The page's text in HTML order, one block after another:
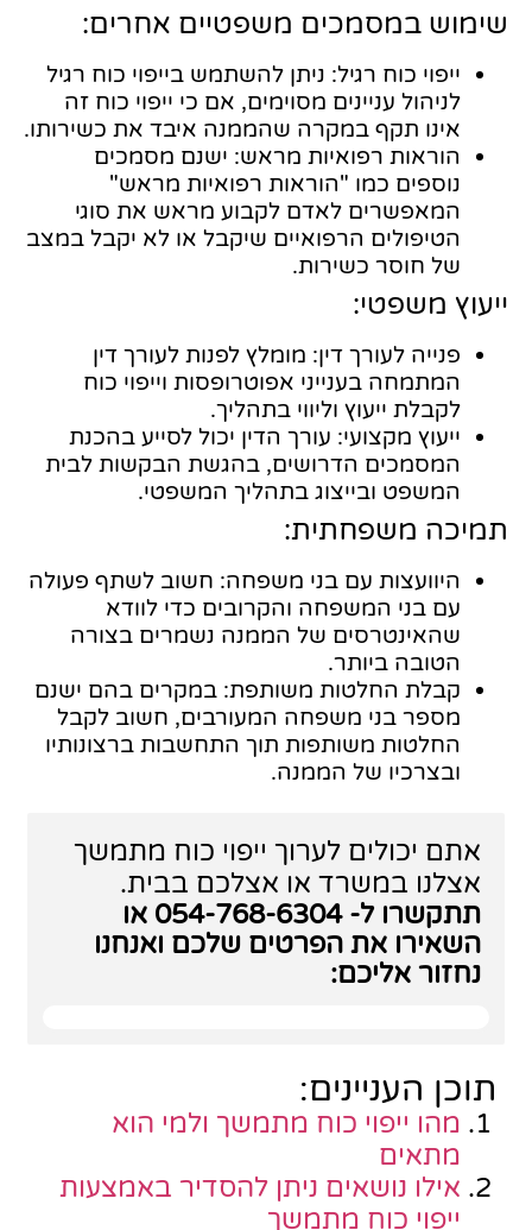
שימוש במסמכים משפטיים אחרים:
ייפוי כוח רגיל: ניתן להשתמש בייפוי כוח רגיל
לניהול עניינים מסוימים, אם כי ייפוי כוח זה
אינו תקף במקרה שהממנה איבד את כשירותו.
הוראות רפואיות מראש: ישנם מסמכים
נוספים כמו "הוראות רפואיות מראש"
המאפשרים לאדם לקבוע מראש את סוגי
הטיפולים הרפואיים שיקבל או לא יקבל במצב
של חוסר כשירות.
ייעוץ משפטי:
פנייה לעורך דין: מומלץ לפנות לעורך דין
המתמחה בענייני אפוטרופסות וייפוי כוח
לקבלת ייעוץ וליווי בתהליך.
ייעוץ מקצועי: עורך הדין יכול לסייע בהכנת
המסמכים הדרושים, בהגשת הבקשות לבית
המשפט ובייצוג בתהליך המשפטי.
תמיכה משפחתית:
היוועצות עם בני משפחה: חשוב לשתף פעולה
עם בני המשפחה והקרובים כדי לוודא
שהאינטרסים של הממנה נשמרים בצורה
הטובה ביותר.
קבלת החלטות משותפת: במקרים בהם ישנם
מספר בני משפחה המעורבים, חשוב לקבל
החלטות משותפות תוך התחשבות ברצונותיו
ובצרכיו של הממנה.
אתם יכולים לערוך ייפוי כוח מתמשך
אצלנו במשרד או אצלכם בבית.
תתקשרו ל-054-768-6304 או
השאירו את הפרטים שלכם ואנחנו
נחזור אליכם:
תוכן העניינים:
מהו ייפוי כוח מתמשך ולמי הוא
מתאים
אילו נושאים ניתן להסדיר באמצעות
ייפוי כוח מתמשך